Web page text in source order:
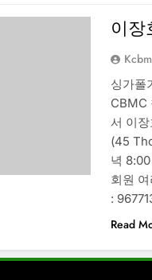
이장
싱가폴
CBMC
서 이
(45
녁
회원
:
Read